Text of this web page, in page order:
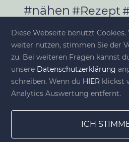
#nähen #Rezept
#Rezepte
#Selfmade
#Upcycling
Diese Webseite benutzt
weiter nutzen, stimmen Sie der
zu. Bei weiteren Fragen kannst
unsere Datenschutzerklärung
schreiben. Wenn du HIER klickst
Analytics Auswertung entfernt.
ICH